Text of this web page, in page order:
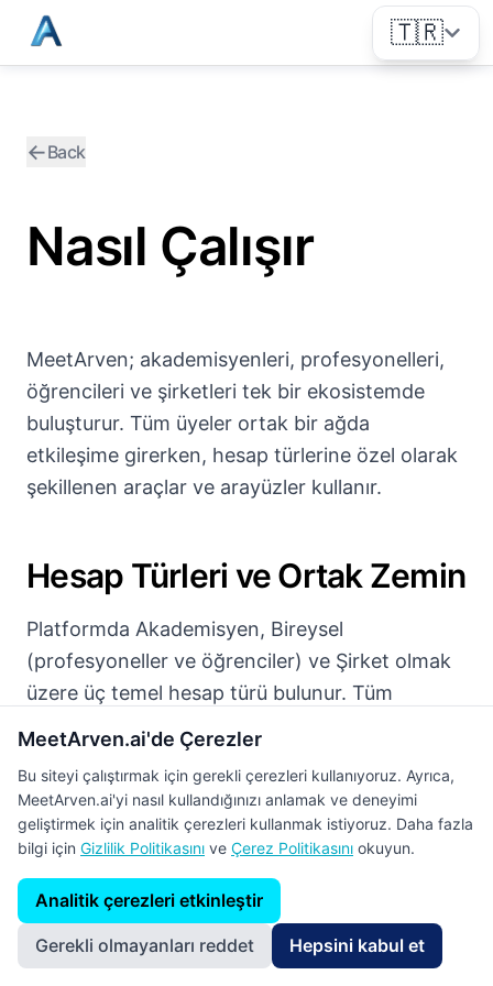
🇹🇷
←Back
Nasıl Çalışır
MeetArven; akademisyenleri, profesyonelleri,
öğrencileri ve şirketleri tek bir ekosistemde
buluşturur. Tüm üyeler ortak bir ağda
etkileşime girerken, hesap türlerine özel olarak
şekillenen araçlar ve arayüzler kullanır.
Hesap Türleri ve Ortak Zemin
Platformda Akademisyen, Bireysel
(profesyoneller ve öğrenciler) ve Şirket olmak
üzere üç temel hesap türü bulunur. Tüm
kategoride paylaşım yapabilir.
Standart Paylaşımlar : Görüş, deneyim,
fotoğraf ve video içeren genel paylaşımlar.
Yayın Paylaşımları:Makale, kitap, kitap bölümü
ve bildiriler. DOI numarası girildiğinde künye
bilgileri, dergi adı, indeks ve çeyreklik verileri
MeetArven.ai'de Çerezler
Bu siteyi çalıştırmak için gerekli çerezleri kullanıyoruz. Ayrıca,
MeetArven.ai'yi nasıl kullandığınızı anlamak ve deneyimi
geliştirmek için analitik çerezleri kullanmak istiyoruz. Daha fazla
bilgi için Gizlilik Politikasını ve Çerez Politikasını okuyun.
Analitik çerezleri etkinleştir
Gerekli olmayanları reddet Hepsini kabul et